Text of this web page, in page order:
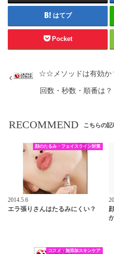
はてブ
Pocket
☆☆メソッドは有効か
回数・秒数・順番は？
RECOMMEND こちらの記
顔のたるみ・フェイスライン対策
2014.5.6
エラ張りさんはたるみにくい？
コスメ・無添加スキンケア